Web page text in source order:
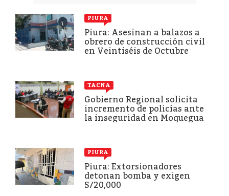
PIURA
Piura: Asesinan a balazos a
obrero de construcción civil
en Veintiséis de Octubre
TACNA
Gobierno Regional solicita
incremento de policías ante
la inseguridad en Moquegua
PIURA
Piura: Extorsionadores
detonan bomba y exigen
S/20,000